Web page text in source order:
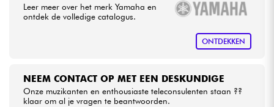
Leer meer over het merk Yamaha en
ontdek de volledige catalogus.
ONTDEKKEN
NEEM CONTACT OP MET EEN DESKUNDIGE
Onze muzikanten en enthousiaste teleconsulenten staan ??
klaar om al je vragen te beantwoorden.